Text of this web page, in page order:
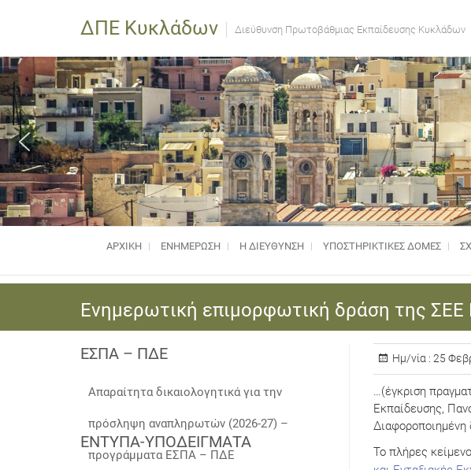
ΔΠΕ Κυκλάδων Διεύθυνση Πρωτοβάθμιας Εκπαίδευσης Κυκλάδων
ΑΡΧΙΚΗ ΕΝΗΜΈΡΩΣΗ Η ΔΙΕΥΘΥΝΣΗ ΥΠΟΣΤΗΡΙΚΤΙΚΈΣ ΔΟΜΈΣ
Ενημερωτική επιμορφωτική δράση της ΣΕΕ
Ημ/νία : 25
…(έγκριση
Εκπαίδευσης,
Διαφοροποιημένη
Το πλήρες
ΕΣΠΑ – ΠΔΕ
Απαραίτητα δικαιολογητικά για την
πρόσληψη αναπληρωτών (2026-27) –
προγράμματα ΕΣΠΑ – ΠΔΕ
ΕΝΤΥΠΑ-ΥΠΟΔΕΙΓΜΑΤΑ